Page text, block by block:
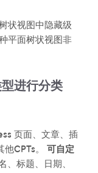
状视图中隐藏级
平面树状视图非
进行分类
页面、文章、插
CPTs。 可自定
、标题、日期、